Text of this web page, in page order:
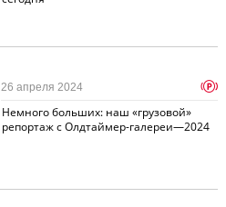
Немного больших: наш «грузовой»
репортаж с Олдтаймер-галереи—2024
26 апреля 2024 p